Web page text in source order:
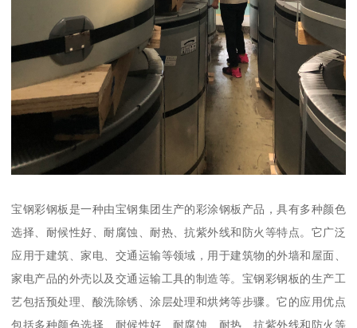
宝钢彩钢板是一种由宝钢集团生产的彩涂钢板产品，具有多种颜色
选择、耐候性好、耐腐蚀、耐热、抗紫外线和防火等特点。它广泛
应用于建筑、家电、交通运输等领域，用于建筑物的外墙和屋面、
家电产品的外壳以及交通运输工具的制造等。宝钢彩钢板的生产工
艺包括预处理、酸洗除锈、涂层处理和烘烤等步骤。它的应用优点
包括多种颜色选择、耐候性好、耐腐蚀、耐热、抗紫外线和防火等